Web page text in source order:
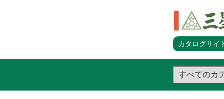
カタログサイ